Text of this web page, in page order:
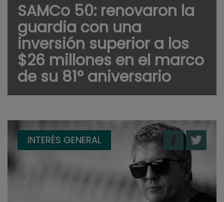
SAMCo 50: renovaron la
guardia con una
inversión superior a los
$26 millones en el marco
de su 81° aniversario
INTERÉS GENERAL